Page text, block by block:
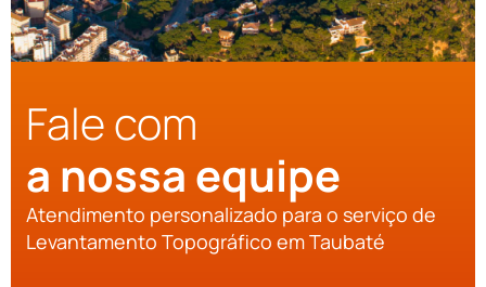
Fale com
a nossa equipe
Atendimento personalizado para o serviço de
Levantamento Topográfico em Taubaté